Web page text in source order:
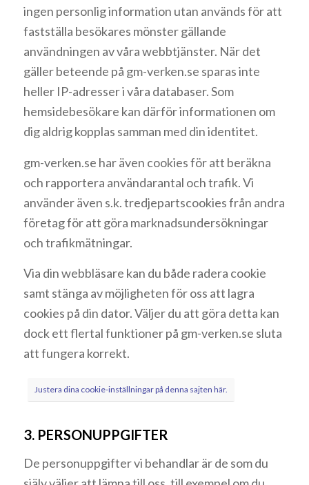
ingen personlig information utan används för att
fastställa besökares mönster gällande
användningen av våra webbtjänster. När det
gäller beteende på gm-verken.se sparas inte
heller IP-adresser i våra databaser. Som
hemsidebesökare kan därför informationen om
dig aldrig kopplas samman med din identitet.
gm-verken.se har även cookies för att beräkna
och rapportera användarantal och trafik. Vi
använder även s.k. tredjepartscookies från andra
företag för att göra marknadsundersökningar
och trafikmätningar.
Via din webbläsare kan du både radera cookie
samt stänga av möjligheten för oss att lagra
cookies på din dator. Väljer du att göra detta kan
dock ett flertal funktioner på gm-verken.se sluta
att fungera korrekt.
Justera dina cookie-inställningar på denna sajten här.
3. PERSONUPPGIFTER
De personuppgifter vi behandlar är de som du